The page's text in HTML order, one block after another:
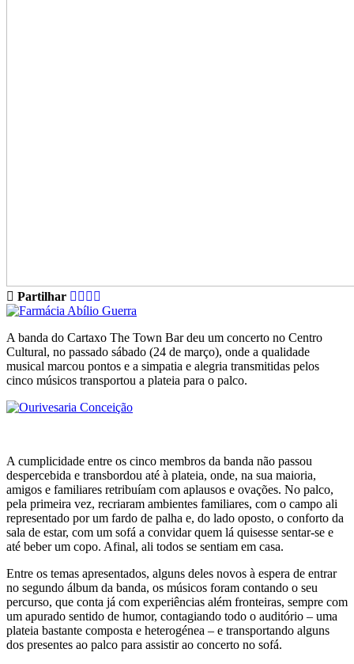
Partilhar
A banda do Cartaxo The Town Bar deu um concerto no Centro
Cultural, no passado sábado (24 de março), onde a qualidade
musical marcou pontos e a simpatia e alegria transmitidas pelos
cinco músicos transportou a plateia para o palco.
A cumplicidade entre os cinco membros da banda não passou
despercebida e transbordou até à plateia, onde, na sua maioria,
amigos e familiares retribuíam com aplausos e ovações. No palco,
pela primeira vez, recriaram ambientes familiares, com o campo ali
representado por um fardo de palha e, do lado oposto, o conforto da
sala de estar, com um sofá a convidar quem lá quisesse sentar-se e
até beber um copo. Afinal, ali todos se sentiam em casa.
Entre os temas apresentados, alguns deles novos à espera de entrar
no segundo álbum da banda, os músicos foram contando o seu
percurso, que conta já com experiências além fronteiras, sempre com
um apurado sentido de humor, contagiando todo o auditório – uma
plateia bastante composta e heterogénea – e transportando alguns
dos presentes ao palco para assistir ao concerto no sofá.